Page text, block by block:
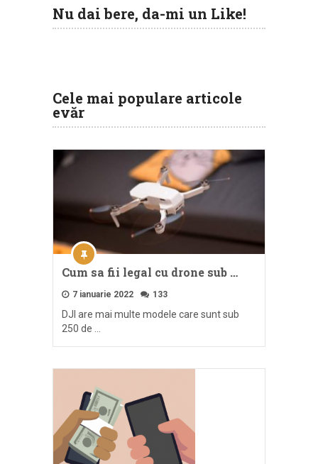
Nu dai bere, da-mi un Like!
Cele mai populare articole
evăr
Cum sa fii legal cu drone sub …
7 ianuarie 2022 133
DJI are mai multe modele care sunt sub
250 de …